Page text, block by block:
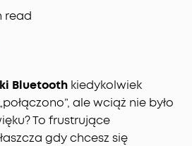
read
Bluetooth kiedykolwiek
ale wciąż nie było
To frustrujące
gdy chcesz się